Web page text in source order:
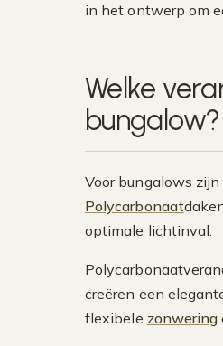
in het ontwerp om
Welke
bungalow?
Voor bungalows zijn
Polycarbonaat
optimale lichtinval.
creëren een
flexibele zonwering